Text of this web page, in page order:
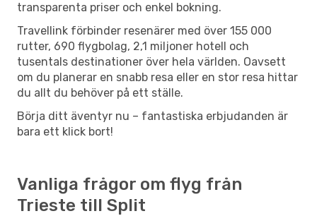
transparenta priser och enkel bokning.
Travellink förbinder resenärer med över 155 000
rutter, 690 flygbolag, 2,1 miljoner hotell och
tusentals destinationer över hela världen. Oavsett
om du planerar en snabb resa eller en stor resa hittar
du allt du behöver på ett ställe.
Börja ditt äventyr nu – fantastiska erbjudanden är
bara ett klick bort!
Vanliga frågor om flyg från
Trieste till Split